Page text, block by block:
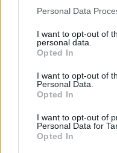
Please note that this
not limited to your visit
grant or deny consent to
use your data for below
consent section.
Personal Data
I want to opt-out of
personal data.
Opted In
I want to opt-out of
Personal Data.
Opted In
I want to opt-out of
Personal Data for
Opted In
Aki nem tapsolt,